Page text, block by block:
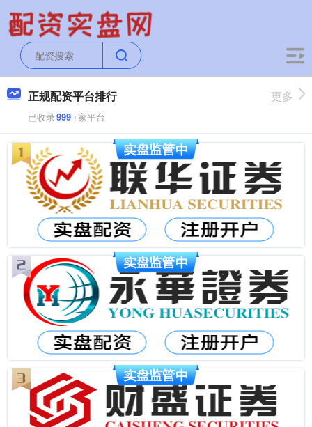
正规配资平台排行
已收录999+家平台
更多